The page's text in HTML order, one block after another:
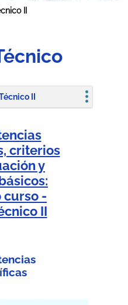
II
II
criterios
y
curso -
II